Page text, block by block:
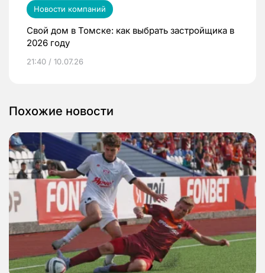
Новости компаний
Свой дом в Томске: как выбрать застройщика в
2026 году
21:40 / 10.07.26
Похожие новости